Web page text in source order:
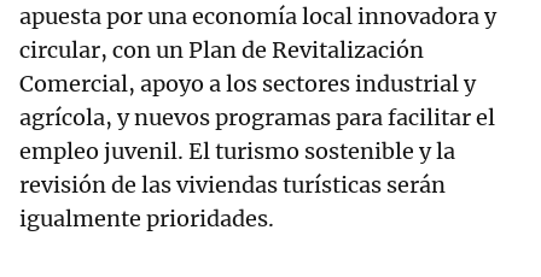
apuesta por una economía local innovadora y
circular, con un Plan de Revitalización
Comercial, apoyo a los sectores industrial y
agrícola, y nuevos programas para facilitar el
empleo juvenil. El turismo sostenible y la
revisión de las viviendas turísticas serán
igualmente prioridades.